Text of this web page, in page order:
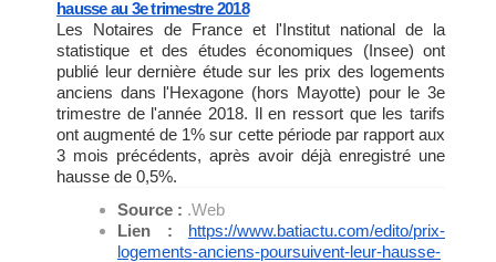
hausse au 3e trimestre 2018
Les Notaires de France et l'Institut national de la
statistique et des études économiques (Insee) ont
publié leur dernière étude sur les prix des logements
anciens dans l'Hexagone (hors Mayotte) pour le 3e
trimestre de l'année 2018. Il en ressort que les tarifs
ont augmenté de 1% sur cette période par rapport aux
3 mois précédents, après avoir déjà enregistré une
hausse de 0,5%.
Source : .Web
Lien : https://www.batiactu.com/edito/prix-
logements-anciens-poursuivent-leur-hausse-